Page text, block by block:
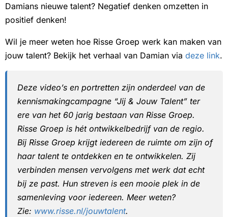
Damians nieuwe talent? Negatief denken omzetten in
positief denken!
Wil je meer weten hoe Risse Groep werk kan maken van
jouw talent? Bekijk het verhaal van Damian via deze link.
Deze video’s en portretten zijn onderdeel van de
kennismakingcampagne “Jij & Jouw Talent” ter
ere van het 60 jarig bestaan van Risse Groep.
Risse Groep is hét ontwikkelbedrijf van de regio.
Bij Risse Groep krijgt iedereen de ruimte om zijn of
haar talent te ontdekken en te ontwikkelen. Zij
verbinden mensen vervolgens met werk dat echt
bij ze past. Hun streven is een mooie plek in de
samenleving voor iedereen. Meer weten?
Zie: www.risse.nl/jouwtalent.